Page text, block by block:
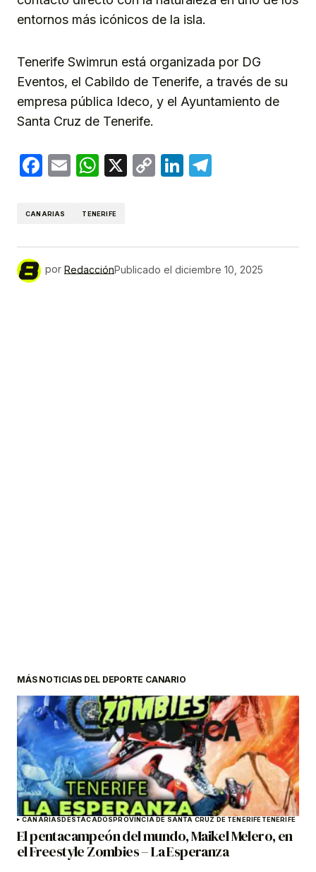
entornos más icónicos de la isla.
Tenerife Swimrun está organizada por DG
Eventos, el Cabildo de Tenerife, a través de su
empresa pública Ideco, y el Ayuntamiento de
Santa Cruz de Tenerife.
Facebook
EmailWhatsApp
X
CopyLinkedIn
CANARIAS TENERIFE
por RedacciónPublicado el diciembre 10, 2025
MÁS NOTICIAS DEL DEPORTE CANARIO
CANARIAS DESTACADOS PROVINCIA DE SANTA CRUZ DE TENERIFETENERIFE
El pentacampeón del mundo, Maikel Melero, en
el Freestyle Zombies – La Esperanza